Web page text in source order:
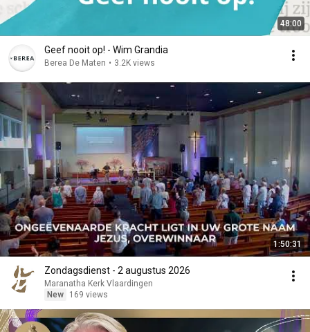
48:00
Geef nooit op! - Wim Grandia
Berea De Maten • 3.2K views
1:50:31
Zondagsdienst - 2 augustus 2026
Maranatha Kerk Vlaardingen
New
169 views